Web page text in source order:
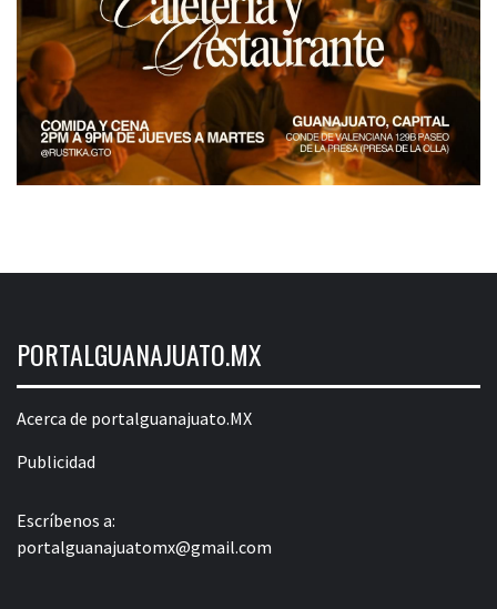
PORTALGUANAJUATO.MX
Acerca de portalguanajuato.MX
Publicidad
Escríbenos a:
portalguanajuatomx@gmail.com